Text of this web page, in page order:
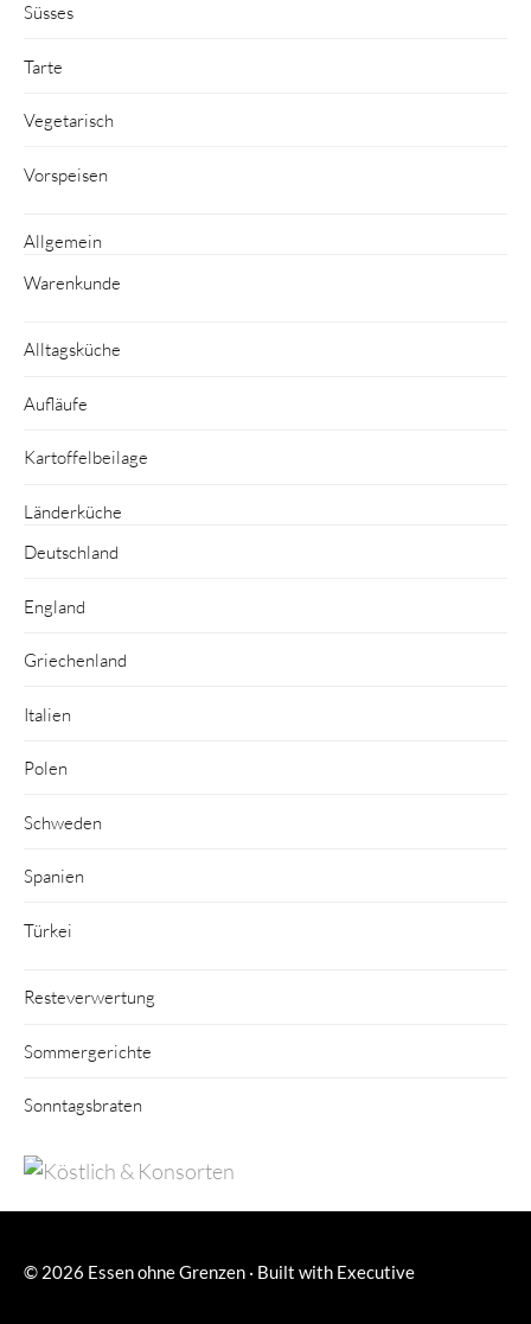
Süsses
Tarte
Vegetarisch
Vorspeisen
Allgemein
Warenkunde
Alltagsküche
Aufläufe
Kartoffelbeilage
Länderküche
Deutschland
England
Griechenland
Italien
Polen
Schweden
Spanien
Türkei
Resteverwertung
Sommergerichte
Sonntagsbraten
© 2026 Essen ohne Grenzen · Built with Executive